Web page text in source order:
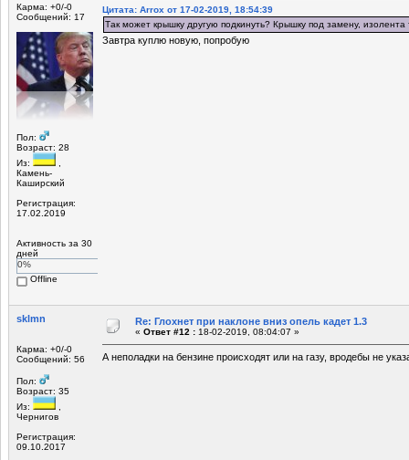
Карма: +0/-0
Сообщений: 17
Пол:
Возраст: 28
Из:
Камень-
Каширский
Регистрация:
17.02.2019
Активность за 30
дней
0%
Offline
Цитата: Arrox от 17-02-2019, 18:54:39
Так может крышку другую подкинуть? Крышку под замену,
Завтра куплю новую, попробую
sklmn
Карма: +0/-0
Сообщений: 56
Пол:
Возраст: 35
Из:
Чернигов
Регистрация:
09.10.2017
Re: Глохнет при наклоне вниз опель кадет 1.3
« Ответ #12 : 18-02-2019, 08:04:07 »
А неполадки на бензине происходят или на газу, вродебы не